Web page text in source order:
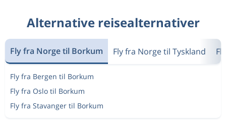
Alternative reisealternativer
Fly fra Norge til Borkum Fly fra Norge til Tyskland
Fly fra Bergen til Borkum
Fly fra Oslo til Borkum
Fly fra Stavanger til Borkum